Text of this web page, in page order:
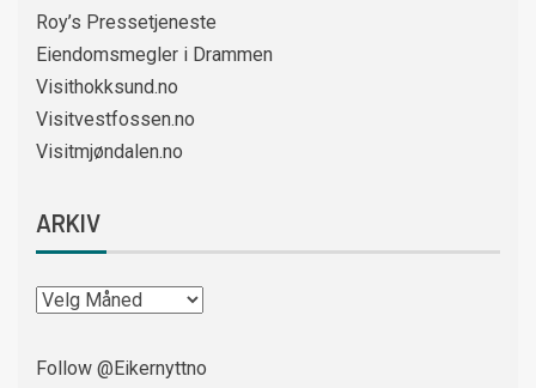
Roy’s Pressetjeneste
Eiendomsmegler i Drammen
Visithokksund.no
Visitvestfossen.no
Visitmjøndalen.no
ARKIV
Follow @Eikernyttno